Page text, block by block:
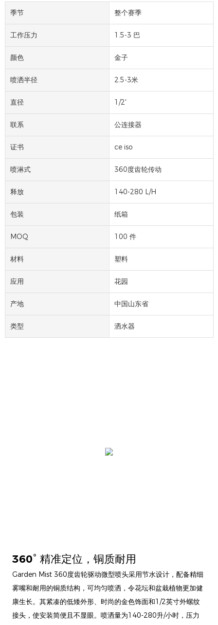
季节 整个赛季
工作压力 1.5-3 巴
颜色 金子
喷洒半径 2.5-3米
直径 1/2'
联系 公连接器
证书 ce iso
喷淋式 360度齿轮传动
释放 140-280 L/H
包装 纸箱
MOQ 100 件
材料 塑料
应用 花园
产地 中国山东省
类型 洒水器
360° 精准定位，铜质耐用
Garden Mist 360度齿轮驱动微型喷头采用节水设计，配备精细
雾嘴和耐用的铜质结构，可均匀喷洒，令花坛和盆栽植物更加健
康生长。其紧凑的低矮外形、时尚的金色饰面和1/2英寸外螺纹
接头，使安装简便且不显眼。喷洒量为140-280升/小时，压力